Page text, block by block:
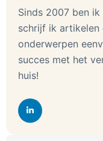
Sinds 2007 ben
schrijf ik artikelen
onderwerpen
succes met het
huis!